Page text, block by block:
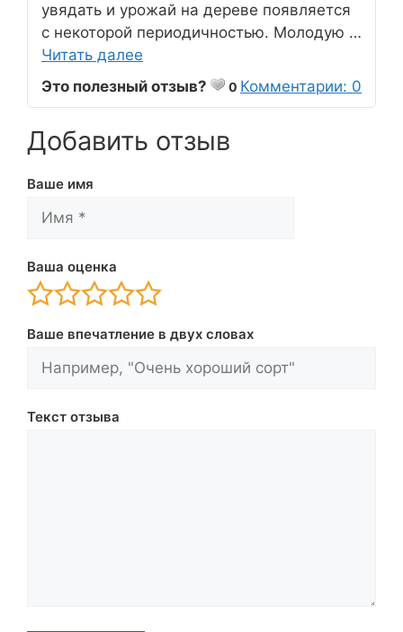
увядать и урожай на дереве появляется
с некоторой периодичностью. Молодую …
Читать далее
Это полезный отзыв?
0 Комментарии: 0
Добавить отзыв
Ваше имя
Ваша оценка
Ваше впечатление в двух словах
Текст отзыва